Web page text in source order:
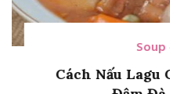
Cách Làm Hạt